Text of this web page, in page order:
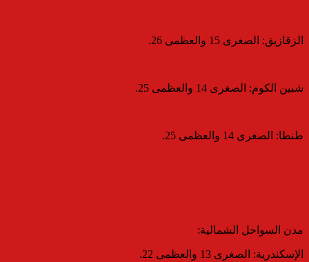
​الزقازيق: الصغرى 15 والعظمى 26.
​شبين الكوم: الصغرى 14 والعظمى 25.
​طنطا: الصغرى 14 والعظمى 25.
​مدن السواحل الشمالية:
​الإسكندرية: الصغرى 13 والعظمى 22.